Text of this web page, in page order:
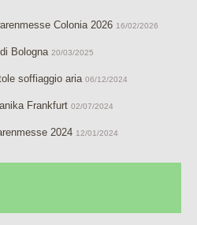
Colonia 2026 16/02/2026
Bologna 20/03/2025
soffiaggio aria 06/12/2024
Frankfurt 02/07/2024
2024 12/01/2024